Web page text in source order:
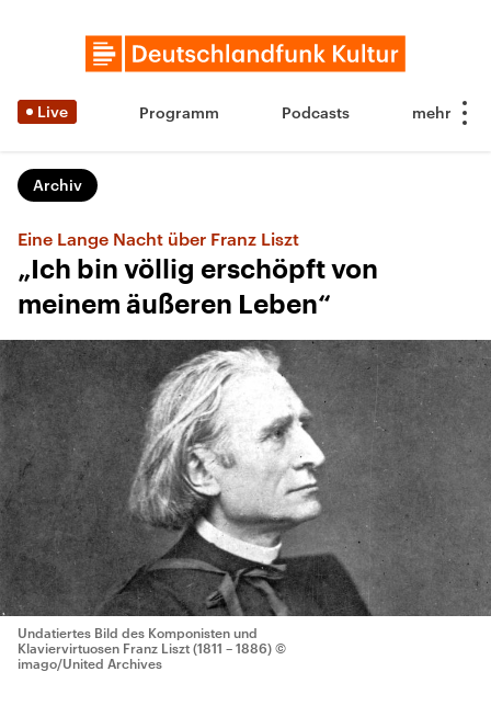
Live Programm Podcasts
Archiv
Eine Lange Nacht über Franz Liszt
„Ich bin völlig erschöpft von
meinem äußeren Leben“
Undatiertes Bild des Komponisten und
Klaviervirtuosen Franz Liszt (1811 – 1886) ©
imago/United Archives